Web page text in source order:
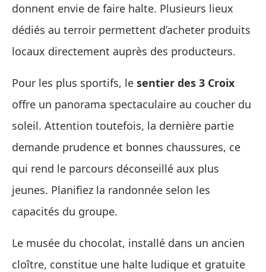
donnent envie de faire halte. Plusieurs lieux
dédiés au terroir permettent d’acheter produits
locaux directement auprès des producteurs.
Pour les plus sportifs, le sentier des 3 Croix
offre un panorama spectaculaire au coucher du
soleil. Attention toutefois, la dernière partie
demande prudence et bonnes chaussures, ce
qui rend le parcours déconseillé aux plus
jeunes. Planifiez la randonnée selon les
capacités du groupe.
Le musée du chocolat, installé dans un ancien
cloître, constitue une halte ludique et gratuite